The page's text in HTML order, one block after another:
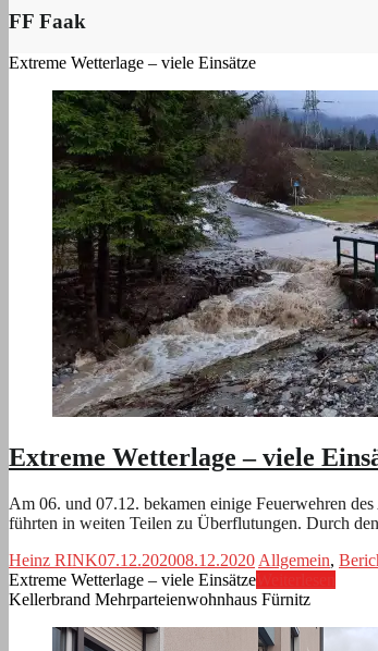
FF Faak
Extreme Wetterlage – viele Einsätze
Extreme Wetterlage – viele
Am 06. und 07.12. bekamen einige Feuerwehren
führten in weiten Teilen zu Überflutungen. Durch
Heinz RINK07.12.202008.12.2020 Allgemein,
Extreme Wetterlage – viele Einsätze
Kellerbrand Mehrparteienwohnhaus Fürnitz